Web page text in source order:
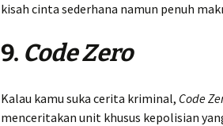
kisah cinta sederhana namun penuh
9. Code Zero
Kalau kamu suka cerita kriminal, Code
menceritakan unit khusus kepolisian